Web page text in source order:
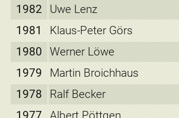
1982
Uwe Lenz
1981
Klaus-Peter Görs
1980
Werner Löwe
1979
Martin Broichhaus
1978
Ralf Becker